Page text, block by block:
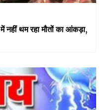
थम रहा मौतों का आंकड़ा,